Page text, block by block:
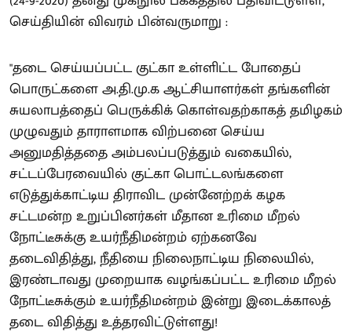
செய்தியின் விவரம் பின்வருமாறு :
"தடை செய்யப்பட்ட குட்கா உள்ளிட்ட போதைப்
பொருட்களை அ.தி.மு.க ஆட்சியாளர்கள் தங்களின்
சுயலாபத்தைப் பெருக்கிக் கொள்வதற்காகத் தமிழகம்
முழுவதும் தாராளமாக விற்பனை செய்ய
அனுமதித்ததை அம்பலப்படுத்தும் வகையில்,
சட்டப்பேரவையில் குட்கா பொட்டலங்களை
எடுத்துக்காட்டிய திராவிட முன்னேற்றக் கழக
சட்டமன்ற உறுப்பினர்கள் மீதான உரிமை மீறல்
நோட்டீசுக்கு உயர்நீதிமன்றம் ஏற்கனவே
தடைவிதித்து, நீதியை நிலைநாட்டிய நிலையில்,
இரண்டாவது முறையாக வழங்கப்பட்ட உரிமை மீறல்
நோட்டீசுக்கும் உயர்நீதிமன்றம் இன்று இடைக்காலத்
தடை விதித்து உத்தரவிட்டுள்ளது!